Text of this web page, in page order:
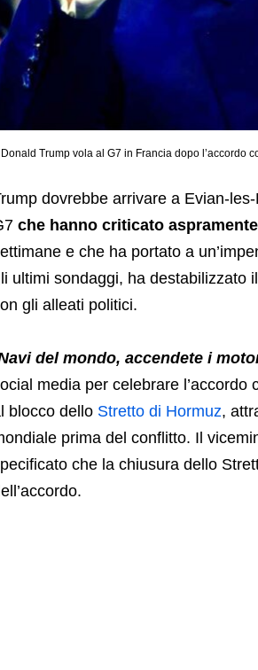
Donald Trump vola al G7 in Francia dopo l’accordo
dovrebbe arrivare a Evian-
che hanno criticato
e che ha portato a
ultimi sondaggi, ha destabilizzato
gli alleati politici.
del mondo, accendete i
media per celebrare
blocco dello Stretto di Hormuz,
prima del conflitto. Il
che la chiusura dello